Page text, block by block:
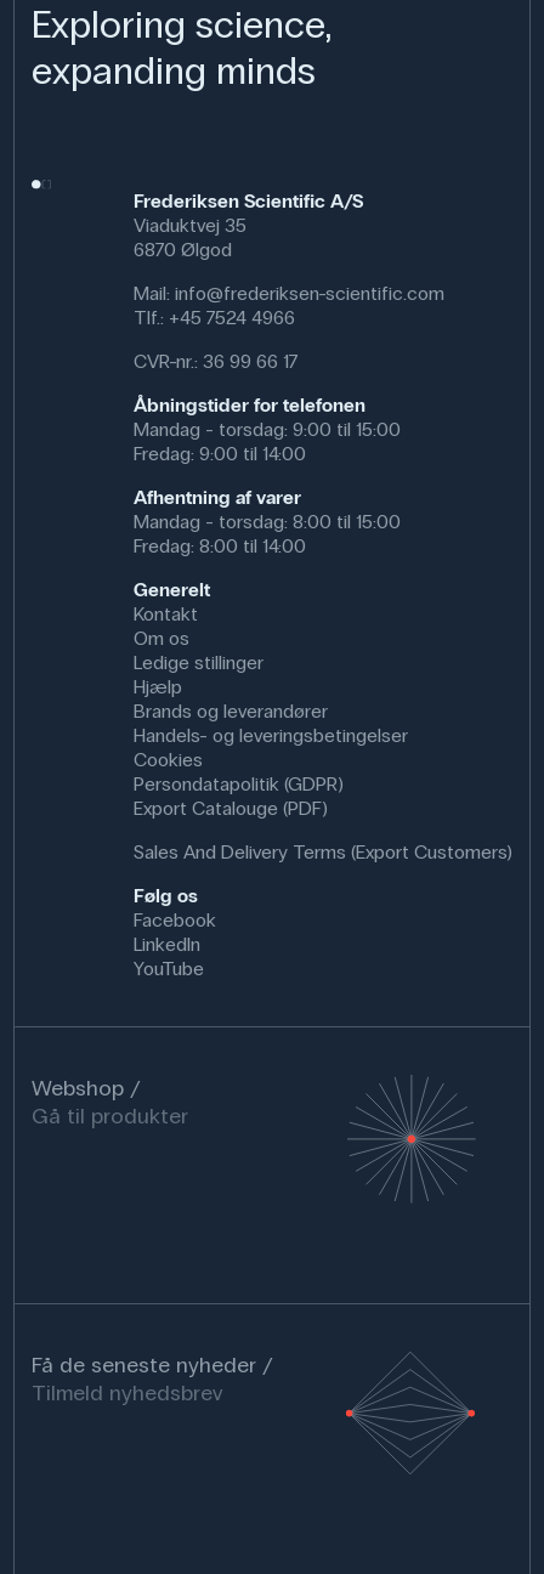
undersøge, hvordan forskellige materialer reagerer ved
gnidning, og hvordan positive og negative ladninger
opstår. Det bruges ofte sammen med flamingostænger
og elektroskoper som en del af klassiske forsøg i
Dimensioner: (l x b) 190 mm x 190 mm
Materiale: Silke
Exploring science,
expanding minds
Frederiksen Scientific A/S
Viaduktvej 35
6870 Ølgod
Mail: info@frederiksen-scientific.com
Tlf.: +45 7524 4966
CVR-nr.: 36 99 66 17
Åbningstider for telefonen
Mandag - torsdag: 9:00 til 15:00
Fredag: 9:00 til 14:00
Afhentning af varer
Mandag - torsdag: 8:00 til 15:00
Fredag: 8:00 til 14:00
Generelt
Kontakt
Om os
Ledige stillinger
Hjælp
Brands og leverandører
Handels- og leveringsbetingelser
Cookies
Persondatapolitik (GDPR)
Export Catalouge (PDF)
Sales And Delivery Terms (Export Customers)
Følg os
Facebook
LinkedIn
YouTube
Webshop
Gå til produkter
Få de seneste nyheder
Tilmeld nyhedsbrev